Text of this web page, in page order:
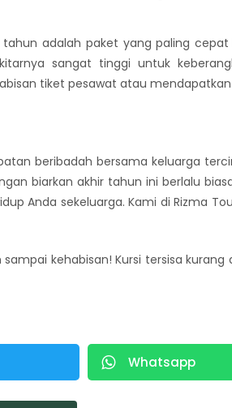
adalah paket yang paling cepat
sangat tinggi untuk
tiket pesawat atau
beribadah bersama keluarga
biarkan akhir tahun ini berlalu
Anda sekeluarga. Kami di Rizma
sampai kehabisan! Kursi tersisa kurang
Whatsapp